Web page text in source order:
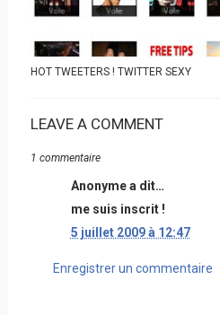
HOT TWEETERS ! TWITTER SEXY
LEAVE A COMMENT
1 commentaire
Anonyme a dit…
me suis inscrit !
5 juillet 2009 à 12:47
Enregistrer un commentaire